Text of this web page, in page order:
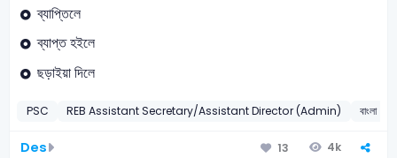
ব্যাপ্তিলে
ব্যাপ্ত হইলে
ছড়াইয়া দিলে
PSC REB Assistant Secretary/Assistant Director (Admin) বাংলা
Des 13 4k